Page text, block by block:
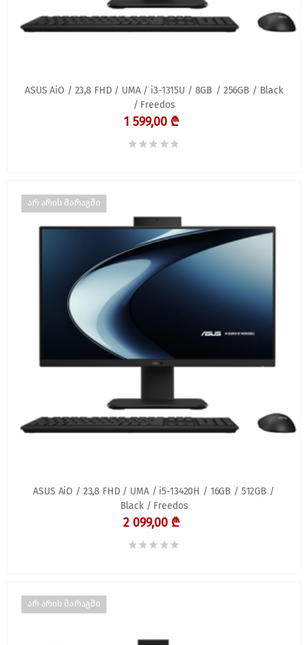
ASUS AiO / 23,8 FHD / UMA / i3-1315U / 8GB / 256GB / Black
/ Freedos
1 599,00 ₾
არ არის მარაგში
ASUS AiO / 23,8 FHD / UMA / i5-13420H / 16GB / 512GB /
Black / Freedos
2 099,00 ₾
არ არის მარაგში